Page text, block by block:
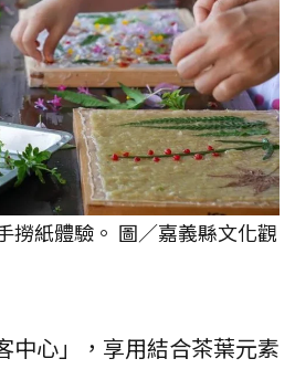
撈紙體驗。 圖／嘉義縣文化觀
中心」，享用結合茶葉元素